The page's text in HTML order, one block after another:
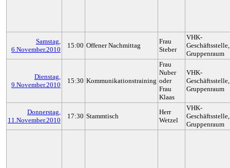
Samstag,
6.November.2010
15:00 Offener Nachmittag
Frau
Steber
VHK-
Geschäftsstelle,
Gruppenraum
Dienstag,
9.November.2010
15:30 Kommunikationstraining
Frau
Nuber
oder
Frau
Klaas
VHK-
Geschäftsstelle,
Gruppenraum
Donnerstag,
11.November.2010
17:30 Stammtisch
Herr
Wetzel
VHK-
Geschäftsstelle,
Gruppenraum